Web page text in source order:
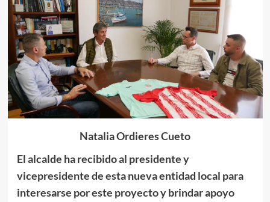
Natalia Ordieres Cueto
El alcalde ha recibido al presidente y
vicepresidente de esta nueva entidad local para
interesarse por este proyecto y brindar apoyo